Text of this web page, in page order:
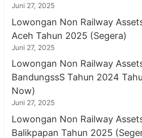
Juni 27, 2025
Lowongan Non Railway
Aceh Tahun 2025 (Segera)
Juni 27, 2025
Lowongan Non Railway
BandungssS Tahun 2024
Now)
Juni 27, 2025
Lowongan Non Railway
Balikpapan Tahun 2025